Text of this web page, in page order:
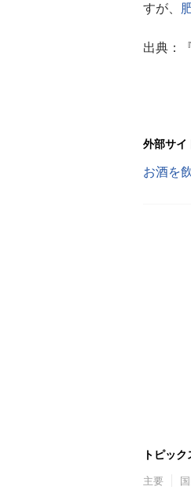
すが、
出典：
外部サイ
トピック
主要